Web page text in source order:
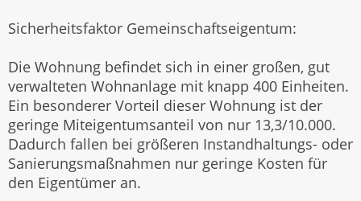
Sicherheitsfaktor Gemeinschaftseigentum:
Die Wohnung befindet sich in einer großen, gut
verwalteten Wohnanlage mit knapp 400 Einheiten.
Ein besonderer Vorteil dieser Wohnung ist der
geringe Miteigentumsanteil von nur 13,3/10.000.
Dadurch fallen bei größeren Instandhaltungs- oder
Sanierungsmaßnahmen nur geringe Kosten für
den Eigentümer an.